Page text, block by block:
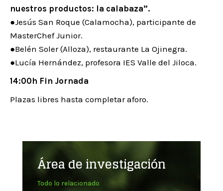
nuestros productos: la calabaza”.
●Jesús San Roque (Calamocha), participante de
MasterChef Junior.
●Belén Soler (Alloza), restaurante La Ojinegra.
●Lucía Hernández, profesora IES Valle del Jiloca.
14:00h Fin Jornada
Plazas libres hasta completar aforo.
Área de investigación
Todo lo relacionado